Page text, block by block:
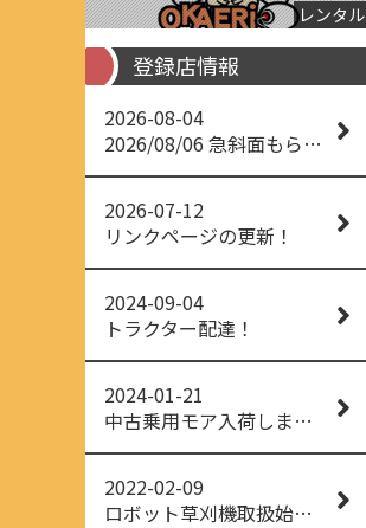
レンタル
登録店情報
2026-08-04
2026/08/06 急斜面もらくらく草刈り
2026-07-12
リンクページの更新！
2024-09-04
トラクター配達！
2024-01-21
中古乗用モア入荷しました！
2022-02-09
ロボット草刈機取扱始めました！